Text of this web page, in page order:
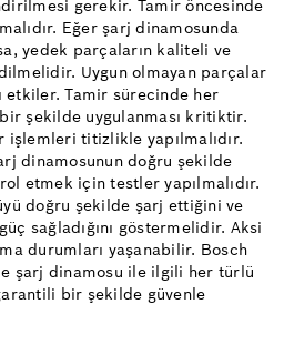
gerekir. Tamir öncesinde
Eğer şarj dinamosunda
yedek parçaların kaliteli ve
Uygun olmayan parçalar
etkiler. Tamir sürecinde her
şekilde uygulanması kritiktir.
titizlikle yapılmalıdır.
dinamosunun doğru şekilde
etmek için testler yapılmalıdır.
doğru şekilde şarj ettiğini ve
sağladığını göstermelidir. Aksi
durumları yaşanabilir. Bosch
şarj dinamosu ile ilgili her türlü
bir şekilde güvenle